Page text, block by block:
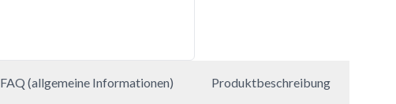
FAQ (allgemeine Informationen) Produktbeschreibung